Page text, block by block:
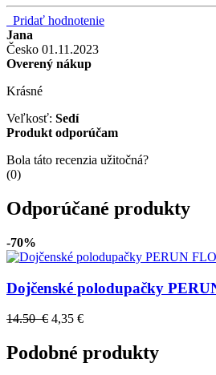
Pridať hodnotenie
Jana
Česko 01.11.2023
Overený nákup
Krásné
Veľkosť: Sedí
Produkt odporúčam
Bola táto recenzia užitočná?
(0)
Odporúčané produkty
-70%
Dojčenské polodupačky
14.50 € 4,35 €
Podobné produkty